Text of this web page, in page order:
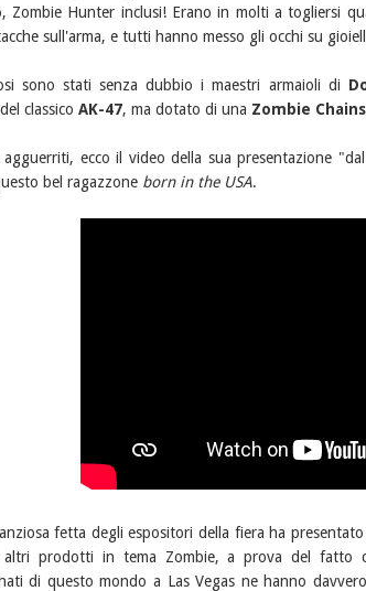
Zombie Hunter inclusi! Erano in molti a togliersi
sull'arma, e tutti hanno messo gli occhi su
sono stati senza dubbio i maestri armaioli di
classico AK-47, ma dotato di una Zombie
ecco il video della sua presentazione
bel ragazzone born in the USA.
fetta degli espositori della fiera ha
prodotti in tema Zombie, a prova del fatto
di questo mondo a Las Vegas ne hanno